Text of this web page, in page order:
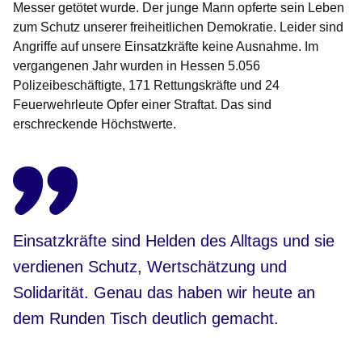
Messer getötet wurde. Der junge Mann opferte sein Leben
zum Schutz unserer freiheitlichen Demokratie. Leider sind
Angriffe auf unsere Einsatzkräfte keine Ausnahme. Im
vergangenen Jahr wurden in Hessen 5.056
Polizeibeschäftigte, 171 Rettungskräfte und 24
Feuerwehrleute Opfer einer Straftat. Das sind
erschreckende Höchstwerte.
Einsatzkräfte sind Helden des Alltags und sie
verdienen Schutz, Wertschätzung und
Solidarität. Genau das haben wir heute an
dem Runden Tisch deutlich gemacht.